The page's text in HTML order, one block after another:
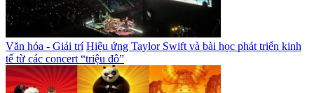
Văn hóa - Giải trí Hiệu ứng Taylor Swift và bài học phát triển kinh
tế từ các concert “triệu đô”